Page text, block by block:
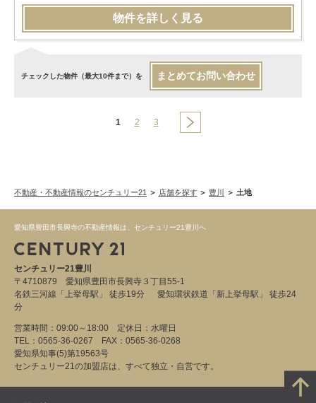
物件を詳しく見る
チェックした物件（最大10件まで）を まとめてお問い合わせ
1 2 3
不動産・不動産情報のセンチュリー21 店舗を探す 豊川 土地
愛知県豊田市長興寺の不動産情報は、センチュリー21豊川へ
センチュリー21豊川
〒4710879 愛知県豊田市長興寺３丁目55-1
名鉄三河線「上挙母駅」 徒歩19分 愛知環状鉄道「新上挙母駅」 徒歩24
分
営業時間：09:00～18:00 定休日：水曜日
TEL：0565-36-0267 FAX：0565-36-0268
愛知県知事(5)第19563号
センチュリー21の加盟店は、すべて独立・自営です。